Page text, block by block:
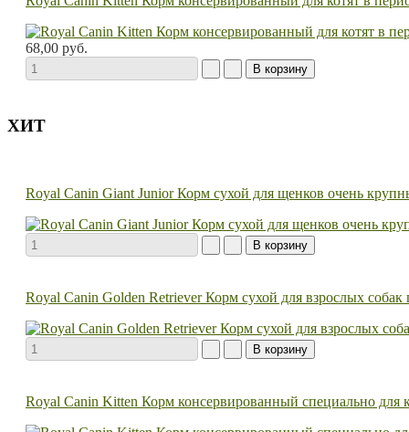
68,00 руб.
ХИТ
Royal Canin Giant Junior Корм сухой для щенков очень
Royal Canin Golden Retriever Корм сухой для взрослых
Royal Canin Kitten Корм консервированный специально для